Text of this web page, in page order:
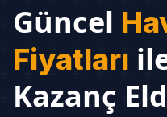
Güncel
Fiyatları
Kazanç